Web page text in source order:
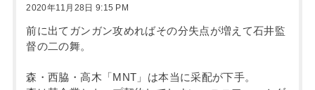
2020年11月28日 9:15 PM
前に出てガンガン攻めればその分失点が増えて石井監
督の二の舞。
森・西脇・高木「MNT」は本当に采配が下手。